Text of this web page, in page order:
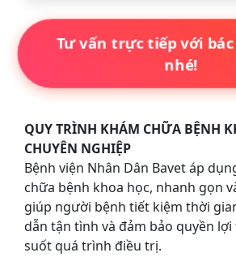
Tư vấn trực tiếp với
nhé!
QUY TRÌNH KHÁM CHỮA BỆNH
CHUYÊN NGHIỆP
Bệnh viện Nhân Dân Bavet áp
chữa bệnh khoa học, nhanh gọn
giúp người bệnh tiết kiệm thời
dẫn tận tình và đảm bảo quyền
suốt quá trình điều trị.